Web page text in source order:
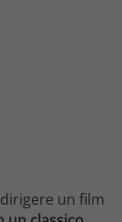
un film